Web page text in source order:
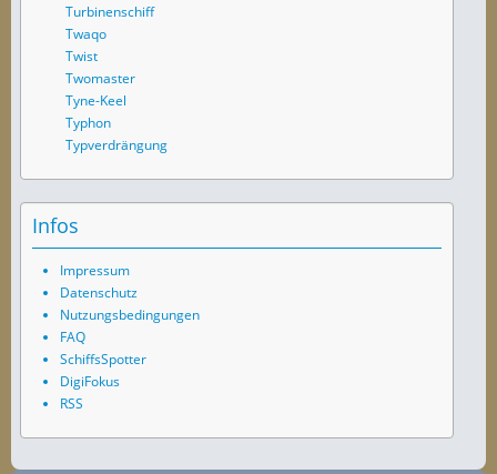
Turbinenschiff
Twaqo
Twist
Twomaster
Tyne-Keel
Typhon
Typverdrängung
Infos
Impressum
Datenschutz
Nutzungsbedingungen
FAQ
SchiffsSpotter
DigiFokus
RSS